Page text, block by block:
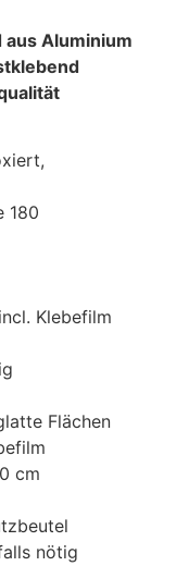
aus Aluminium
180
Klebefilm
Flächen
cm
nötig